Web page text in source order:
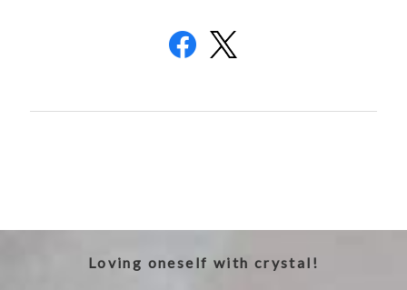
Loving oneself with crystal!